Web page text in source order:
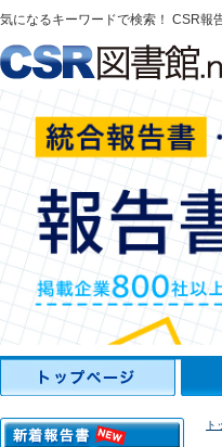
気になるキーワードで検索！ CSR報
ト